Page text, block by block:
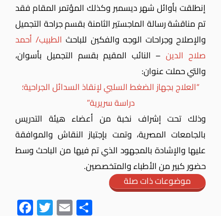
إنطلقت بأوائل شهر ديسمبر وكذلك المؤتمر المقام فقد
تم مناقشة رسالة الماجستير الثامنة بقسم جراحة التجميل
والإصلاح وجراحات الوجه والفكين للباحث الطبيب/ أحمد
صلاح الدين – النائب المقيم بقسم التجميل بأسوان،
والتي حملت عنوان:
“العلاج بجهاز الضغط السلبي لإنقاذ السدائل الجراحية؛
دراسة سريرية”
وذلك تحت إشراف نخبة من أعضاء هيئة التدريس
بالجامعات المصرية، وتمت بإجتياز النقاش والموافقة
عليها والإشادة بالمجهود الذي تم فيها من الباحث وسط
حضور كبير من الأطباء والمتخصصين.
موضوعات ذات صلة
Fac
Twit
Ema